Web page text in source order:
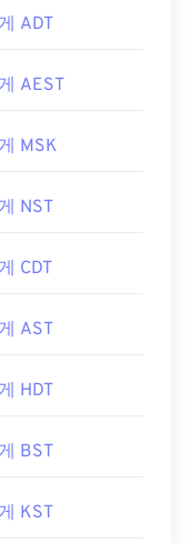
ADT
AEST
MSK
NST
CDT
AST
HDT
BST
KST